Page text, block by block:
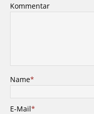
Kommentar
Name*
E-Mail*